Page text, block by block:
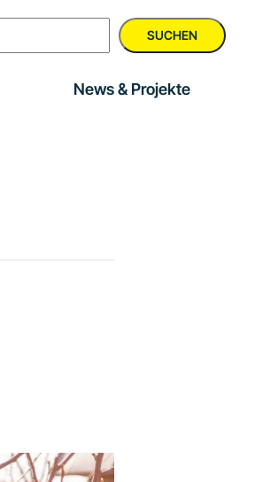
SUCHEN
News & Projekte